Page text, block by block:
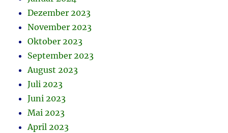
Dezember 2023
November 2023
Oktober 2023
September 2023
August 2023
Juli 2023
Juni 2023
Mai 2023
April 2023